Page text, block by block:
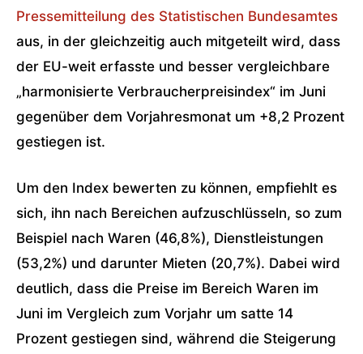
Pressemitteilung des Statistischen Bundesamtes
aus, in der gleichzeitig auch mitgeteilt wird, dass
der EU-weit erfasste und besser vergleichbare
„harmonisierte Verbraucherpreisindex“ im Juni
gegenüber dem Vorjahresmonat um +8,2 Prozent
gestiegen ist.
Um den Index bewerten zu können, empfiehlt es
sich, ihn nach Bereichen aufzuschlüsseln, so zum
Beispiel nach Waren (46,8%), Dienstleistungen
(53,2%) und darunter Mieten (20,7%). Dabei wird
deutlich, dass die Preise im Bereich Waren im
Juni im Vergleich zum Vorjahr um satte 14
Prozent gestiegen sind, während die Steigerung